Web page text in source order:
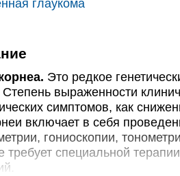
глаукома
Это редкое
выраженности
симптомов, как
включает в себя
гониоскопии,
требует специальной